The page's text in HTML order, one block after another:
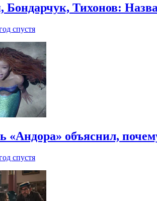
Тихонов:
спустя
«Андора» объяснил,
спустя